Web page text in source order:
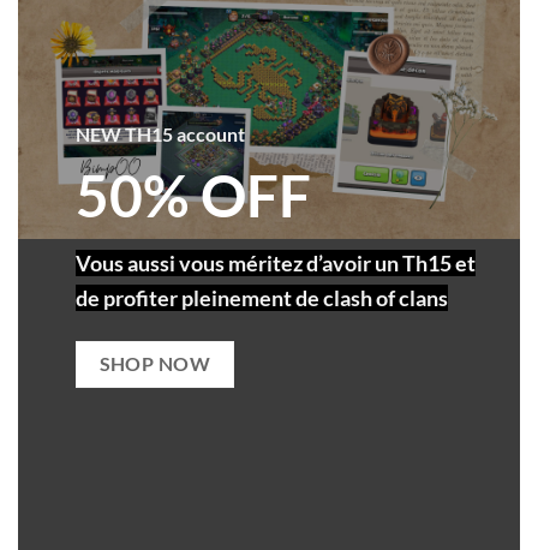
NEW TH15 account
50% OFF
Vous aussi vous méritez d’avoir un Th15 et
de profiter pleinement de clash of clans
SHOP NOW